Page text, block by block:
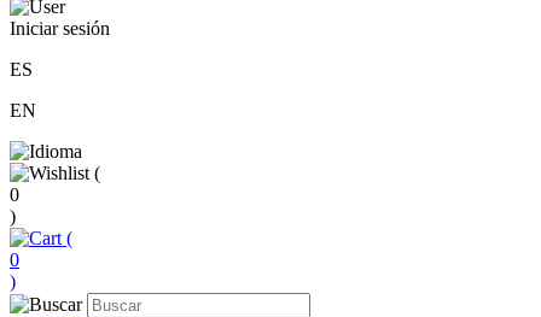
Iniciar sesión
ES
EN
(
0
)
(
0
)